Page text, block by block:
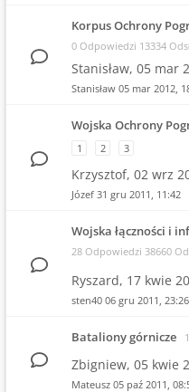
Korpus Ochrony
0 Odpowiedzi 13334
Stanisław, 05 mar
Stanisław 05 mar 2012,
Wojska Ochrony
1
2 3
Krzysztof, 02 wrz
Józef 31 gru 2011, 11:42
Wojska łączności i
28 Odpowiedzi 38660
Ryszard, 17 kwie
sten40 06 gru 2011, 23:26
Bataliony górnicze
Zbigniew, 05 kwie
Mateusz 05 paź 2011,